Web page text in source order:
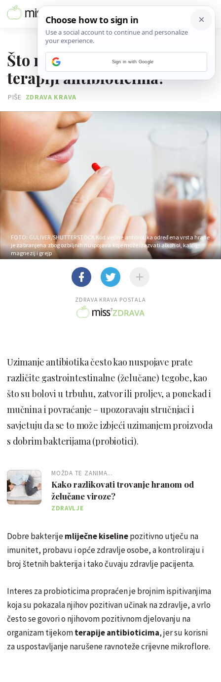
Što moraš znati ako si na
terapiji antibioticima?
PIŠE ZDRAVA KRAVA
FOTO: GULIVER/SHUTTERSTOCK Kod većine antibiotika određena vrsta hrane
je zabranjena zbog ozbiljnih nuspojava koje može izazvati alkohol, kalcij,
magnezij i grejp
ZDRAVA KRAVA POSTALA
Uzimanje antibiotika često kao nuspojave prate
različite gastrointestinalne (želučane) tegobe, kao
što su bolovi u trbuhu, zatvor ili proljev, a ponekad i
mučnina i povraćanje – upozoravaju stručnjaci i
savjetuju da se to može izbjeći uzimanjem proizvoda
s dobrim bakterijama (probiotici).
MOŽDA TE ZANIMA...
Kako razlikovati trovanje hranom od
želučane viroze?
ZDRAVLJE
Dobre bakterijemliječne kiselinepozitivno utječu na
imunitet, probavu i opće zdravlje osobe, a kontroliraju i
broj štetnih bakterija i tako čuvaju zdravlje pacijenta.
Interes za probioticima propraćen je brojnim ispitivanjima
koja su pokazala njihov pozitivan učinak na zdravlje, a vrlo
često se govori o njihovom pozitivnom djelovanju na
organizam tijekomterapije antibioticima, jer su korisni
za uspostavljanje narušene ravnoteže crijevne mikroflore.
Sign in with Google